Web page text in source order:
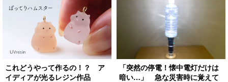
これどうやって作るの！？ ア
イディアが光るレジン作品
「突然の停電！懐中電灯だけは
暗い…」 急な災害時に覚えて